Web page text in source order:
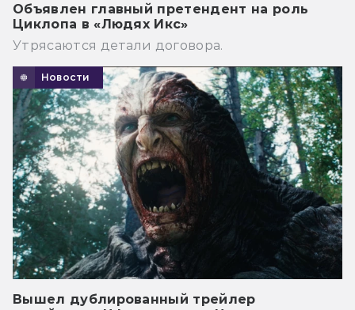
Объявлен главный претендент на роль
Циклопа в «Людях Икс»
Утрясаются детали договора.
Новости
Вышел дублированный трейлер